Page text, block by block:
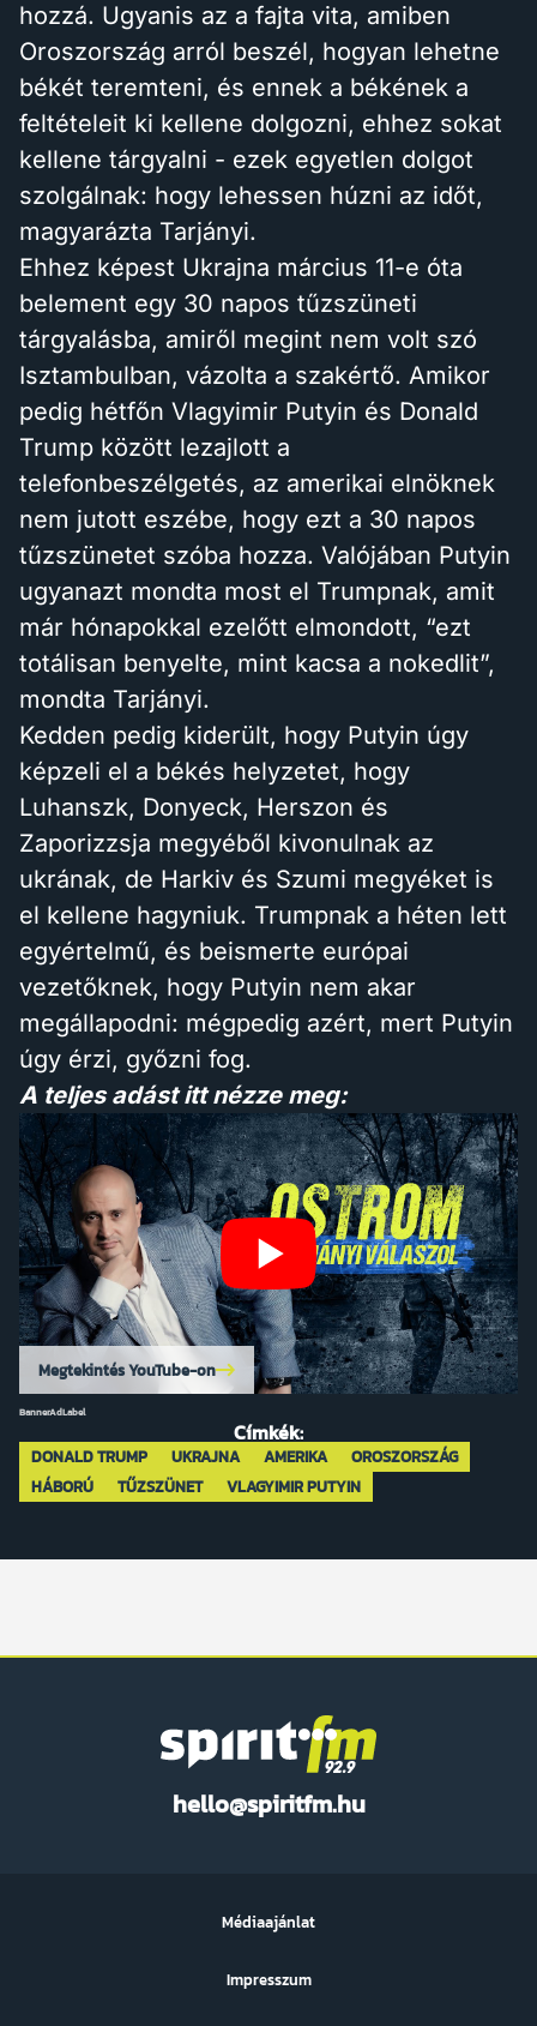
hozzá. Ugyanis az a fajta vita, amiben
Oroszország arról beszél, hogyan lehetne
békét teremteni, és ennek a békének a
feltételeit ki kellene dolgozni, ehhez sokat
kellene tárgyalni - ezek egyetlen dolgot
szolgálnak: hogy lehessen húzni az időt,
magyarázta Tarjányi.
Ehhez képest Ukrajna március 11-e óta
belement egy 30 napos tűzszüneti
tárgyalásba, amiről megint nem volt szó
Isztambulban, vázolta a szakértő. Amikor
pedig hétfőn Vlagyimir Putyin és Donald
Trump között lezajlott a
telefonbeszélgetés, az amerikai elnöknek
nem jutott eszébe, hogy ezt a 30 napos
tűzszünetet szóba hozza. Valójában Putyin
ugyanazt mondta most el Trumpnak, amit
már hónapokkal ezelőtt elmondott, “ezt
totálisan benyelte, mint kacsa a nokedlit”,
mondta Tarjányi.
Kedden pedig kiderült, hogy Putyin úgy
képzeli el a békés helyzetet, hogy
Luhanszk, Donyeck, Herszon és
Zaporizzsja megyéből kivonulnak az
ukrának, de Harkiv és Szumi megyéket is
el kellene hagyniuk. Trumpnak a héten lett
egyértelmű, és beismerte európai
vezetőknek, hogy Putyin nem akar
megállapodni: mégpedig azért, mert Putyin
úgy érzi, győzni fog.
A teljes adást itt nézze meg:
Megtekintés YouTube-on
BannerAdLabel
Címkék:
DONALD TRUMP UKRAJNA AMERIKA
OROSZORSZÁG
HÁBORÚ
TŰZSZÜNET VLAGYIMIR PUTYIN
hello@spiritfm.hu
FM
Médiaajánlat
Impresszum